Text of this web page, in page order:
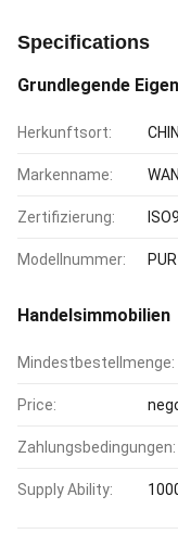
Specifications
Grundlegende
Herkunftsort:
Markenname:
Zertifizierung:
Modellnummer:
Handelsimmobilien
Mindestbestellmenge:
Price:
Zahlungsbedingungen:
Supply Ability: